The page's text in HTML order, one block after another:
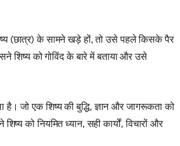
(छात्र) के सामने खड़े हों, तो उसे पहले किसके पैर
शिष्य को गोविंद के बारे में बताया और उसे
जो एक शिष्य की बुद्धि, ज्ञान और जागरूकता को
को नियमित ध्यान, सही कार्यों, विचारों और